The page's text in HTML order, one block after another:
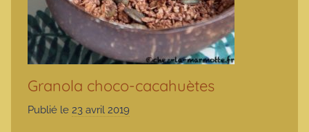
Granola choco-cacahuètes
Publié le 23 avril 2019